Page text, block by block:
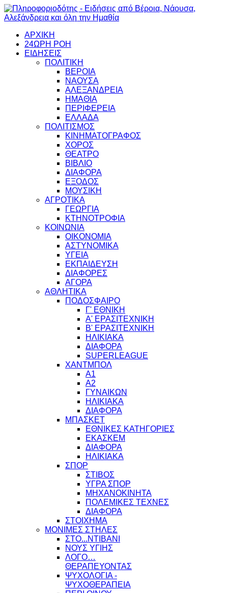
ΑΡΧΙΚΗ
24ΩΡΗ ΡΟΗ
ΕΙΔΗΣΕΙΣ
ΠΟΛΙΤΙΚΗ
ΒΕΡΟΙΑ
ΝΑΟΥΣΑ
ΑΛΕΞΑΝΔΡΕΙΑ
ΗΜΑΘΙΑ
ΠΕΡΙΦΕΡΕΙΑ
ΕΛΛΑΔΑ
ΠΟΛΙΤΙΣΜΟΣ
ΚΙΝΗΜΑΤΟΓΡΑΦΟΣ
ΧΟΡΟΣ
ΘΕΑΤΡΟ
ΒΙΒΛΙΟ
ΔΙΑΦΟΡΑ
ΕΞΟΔΟΣ
ΜΟΥΣΙΚΗ
ΑΓΡΟΤΙΚΑ
ΓΕΩΡΓΙΑ
ΚΤΗΝΟΤΡΟΦΙΑ
ΚΟΙΝΩΝΙΑ
ΟΙΚΟΝΟΜΙΑ
ΑΣΤΥΝΟΜΙΚΑ
ΥΓΕΙΑ
ΕΚΠΑΙΔΕΥΣΗ
ΔΙΑΦΟΡΕΣ
ΑΓΟΡΑ
ΑΘΛΗΤΙΚΑ
ΠΟΔΟΣΦΑΙΡΟ
Γ' ΕΘΝΙΚΗ
Α' ΕΡΑΣΙΤΕΧΝΙΚΗ
Β' ΕΡΑΣΙΤΕΧΝΙΚΗ
ΗΛΙΚΙΑΚΑ
ΔΙΑΦΟΡΑ
SUPERLEAGUE
ΧΑΝΤΜΠΟΛ
Α1
Α2
ΓΥΝΑΙΚΩΝ
ΗΛΙΚΙΑΚΑ
ΔΙΑΦΟΡΑ
ΜΠΑΣΚΕΤ
ΕΘΝΙΚΕΣ ΚΑΤΗΓΟΡΙΕΣ
ΕΚΑΣΚΕΜ
ΔΙΑΦΟΡΑ
ΗΛΙΚΙΑΚΑ
ΣΠΟΡ
ΣΤΙΒΟΣ
ΥΓΡΑ ΣΠΟΡ
ΜΗΧΑΝΟΚΙΝΗΤΑ
ΠΟΛΕΜΙΚΕΣ ΤΕΧΝΕΣ
ΔΙΑΦΟΡΑ
ΣΤΟΙΧΗΜΑ
ΜΟΝΙΜΕΣ ΣΤΗΛΕΣ
ΣΤΟ...ΝΤΙΒΑΝΙ
ΝΟΥΣ ΥΓΙΗΣ
ΛΟΓΟ…
ΘΕΡΑΠΕΥΟΝΤΑΣ
ΨΥΧΟΛΟΓΙΑ -
ΨΥΧΟΘΕΡΑΠΕΙΑ